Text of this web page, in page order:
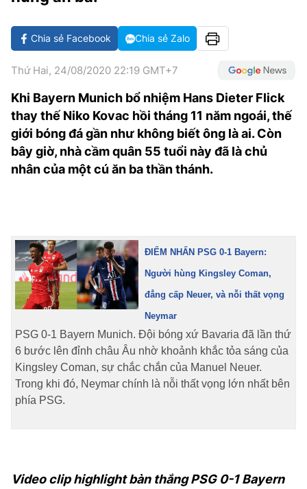
GOLF
CÁC CÚP CHÂU ÂU
BẢNG XẾP HẠNG
VĂN HÓA
GIẢI TRÍ
DIỄN ĐÀN
CÔNG NGHIỆP VĂN HÓA
NHỊP ĐẬP SỨC KHỎE
X-QUANG TIN ĐỒN
VIẾT LẠI ƯỚC MƠ
GIẢI TRÍ
PHIM
ÂM NHẠC
KBIZ
DU LỊCH
TIN TỨC
ĐIỂM ĐẾN
ẢNH
THẾ GIỚI SAO
HIGHTECH
TIÊU ĐIỂM - SPOTLIGHT
BẠN CẦN BIẾT
ẢNH
BÁO GIẤY
CỐNG HIẾN
BÙI XUÂN PHÁI
TIỆN ÍCH
Hotline: 0981.119.189
Chia sẻ Facebook Chia sẻ Zalo
Thứ Hai, 24/08/2020 22:19 GMT+7
Khi Bayern Munich bổ nhiệm Hans Dieter Flick
thay thế Niko Kovac hồi tháng 11 năm ngoái, thế
giới bóng đá gần như không biết ông là ai. Còn
bây giờ, nhà cầm quân 55 tuổi này đã là chủ
nhân của một cú ăn ba thần thánh.
ĐIỂM NHẤN PSG 0-1 Bayern:
Người hùng Kingsley Coman,
đẳng cấp Neuer, và nỗi thất vọng
Neymar
PSG 0-1 Bayern Munich. Đội bóng xứ Bavaria đã lần thứ
6 bước lên đỉnh châu Âu nhờ khoảnh khắc tỏa sáng của
Kingsley Coman, sự chắc chắn của Manuel Neuer.
Trong khi đó, Neymar chính là nỗi thất vọng lớn nhất bên
phía PSG.
Video clip highlight bàn thắng PSG 0-1 Bayern